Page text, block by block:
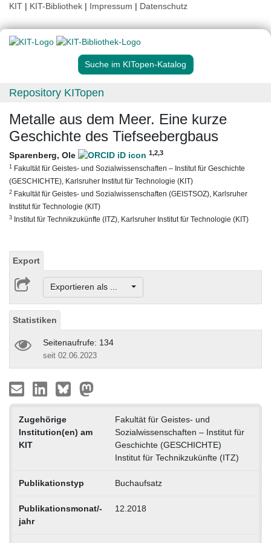
KIT | KIT-Bibliothek | Impressum | Datenschutz
Suche im KITopen-Katalog
Repository KITopen
Metalle aus dem Meer. Eine kurze
Geschichte des Tiefseebergbaus
Sparenberg, Ole 1,2,3
1 Fakultät für Geistes- und Sozialwissenschaften – Institut für Geschichte
(GESCHICHTE), Karlsruher Institut für Technologie (KIT)
2 Fakultät für Geistes- und Sozialwissenschaften (GEISTSOZ), Karlsruher
Institut für Technologie (KIT)
3 Institut für Technikzukünfte (ITZ), Karlsruher Institut für Technologie (KIT)
Export
Exportieren als ...
Statistiken
Seitenaufrufe: 134
seit 02.06.2023
Zugehörige
Institution(en) am
KIT
Fakultät für Geistes- und
Sozialwissenschaften – Institut für
Geschichte (GESCHICHTE)
Institut für Technikzukünfte (ITZ)
Publikationstyp Buchaufsatz
Publikationsmonat/-
jahr
12.2018